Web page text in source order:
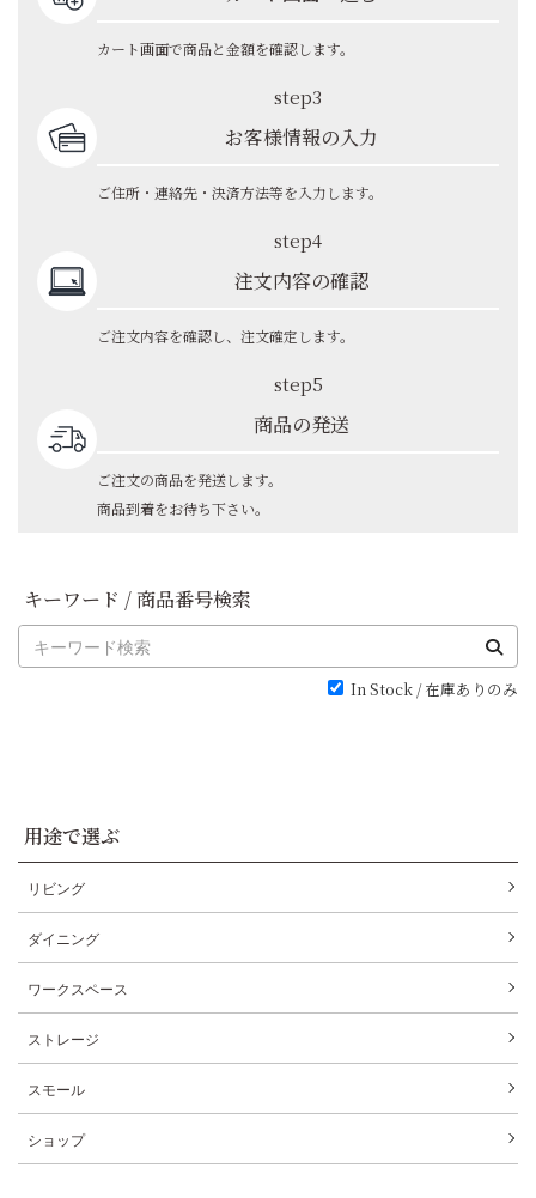
カート画面で商品と金額を確認します。
step3
お客様情報の入力
ご住所・連絡先・決済方法等を入力します。
step4
注文内容の確認
ご注文内容を確認し、注文確定します。
step5
商品の発送
ご注文の商品を発送します。
商品到着をお待ち下さい。
キーワード / 商品番号検索
In Stock / 在庫ありのみ
用途で選ぶ
リビング
ダイニング
ワークスペース
ストレージ
スモール
ショップ